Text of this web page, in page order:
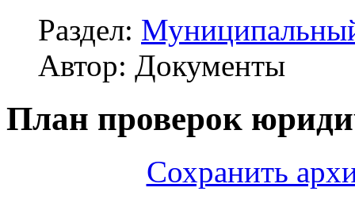
Раздел:
Автор: Документы
План проверок
Сохранить